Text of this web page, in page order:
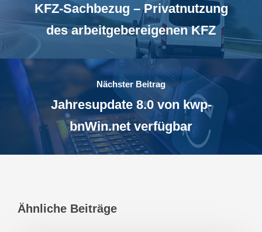
KFZ-Sachbezug – Privatnutzung
des arbeitgebereigenen KFZ
Nächster Beitrag
Jahresupdate 8.0 von kwp-
bnWin.net verfügbar
Ähnliche Beiträge